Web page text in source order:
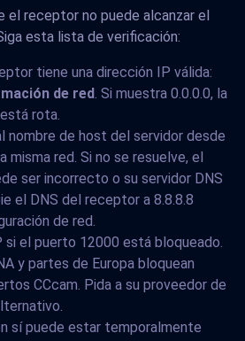
el receptor no puede alcanzar el
esta lista de verificación:
tiene una dirección IP válida:
de red . Si muestra 0.0.0.0, la
rota.
nombre de host del servidor desde
misma red. Si no se resuelve, el
ser incorrecto o su servidor DNS
el DNS del receptor a 8.8.8.8
de red.
si el puerto 12000 está bloqueado.
y partes de Europa bloquean
CCcam. Pida a su proveedor de
sí puede estar temporalmente